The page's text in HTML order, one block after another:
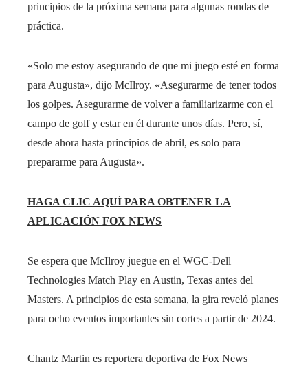
principios de la próxima semana para algunas rondas de
práctica.
«Solo me estoy asegurando de que mi juego esté en forma
para Augusta», dijo McIlroy. «Asegurarme de tener todos
los golpes. Asegurarme de volver a familiarizarme con el
campo de golf y estar en él durante unos días. Pero, sí,
desde ahora hasta principios de abril, es solo para
prepararme para Augusta».
HAGA CLIC AQUÍ PARA OBTENER LA
APLICACIÓN FOX NEWS
Se espera que McIlroy juegue en el WGC-Dell
Technologies Match Play en Austin, Texas antes del
Masters. A principios de esta semana, la gira reveló planes
para ocho eventos importantes sin cortes a partir de 2024.
Chantz Martin es reportera deportiva de Fox News